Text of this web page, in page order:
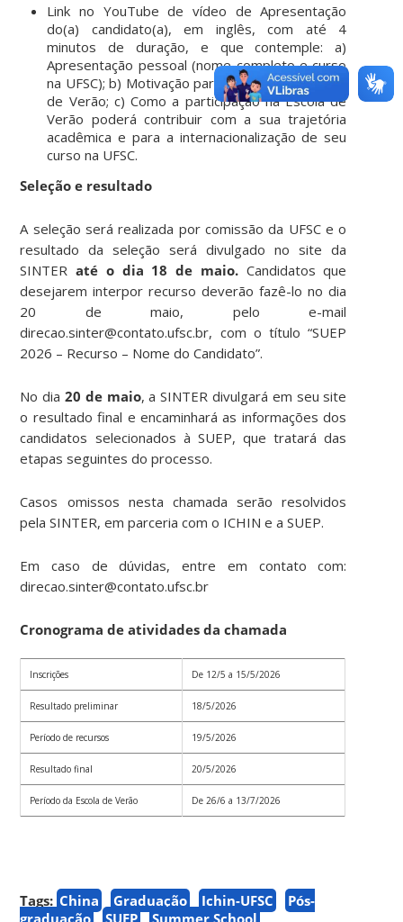
Link no YouTube de vídeo de Apresentação
do(a) candidato(a), em inglês, com até 4
minutos de duração, e que contemple: a)
Apresentação pessoal (nome completo e curso
na UFSC); b) Motivação para participar da Escola
de Verão; c) Como a participação na Escola de
Verão poderá contribuir com a sua trajetória
acadêmica e para a internacionalização de seu
curso na UFSC.
Seleção e resultado
A seleção será realizada por comissão da UFSC e o
resultado da seleção será divulgado no site da
SINTER até o dia 18 de maio.Candidatos que
desejarem interpor recurso deverão fazê-lo no dia
20 de maio, pelo e-mail
direcao.sinter@contato.ufsc.br, com o título “SUEP
2026 – Recurso – Nome do Candidato”.
No dia 20 de maio, a SINTER divulgará em seu site
o resultado final e encaminhará as informações dos
candidatos selecionados à SUEP, que tratará das
etapas seguintes do processo.
Casos omissos nesta chamada serão resolvidos
pela SINTER, em parceria com o ICHIN e a SUEP.
Em caso de dúvidas, entre em contato com:
direcao.sinter@contato.ufsc.br
Cronograma de atividades da chamada
Inscrições De 12/5 a 15/5/2026
Resultado preliminar 18/5/2026
Período de recursos 19/5/2026
Resultado final 20/5/2026
Período da Escola de Verão De 26/6 a 13/7/2026
Tags: China Graduação Ichin-UFSC
Pós-
graduação
SUEP Summer School